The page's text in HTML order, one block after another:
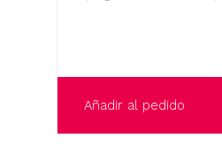
Añadir al pedido